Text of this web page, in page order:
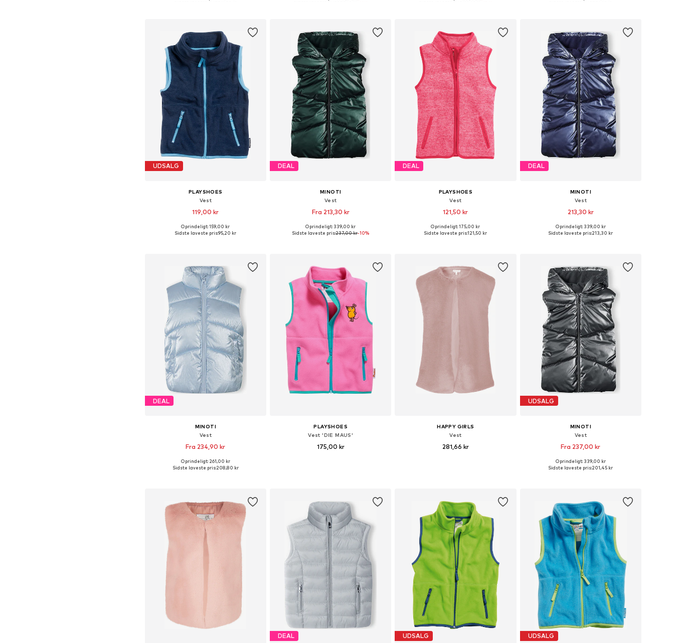
UDSALG
PLAYSHOES
Vest
119,00 kr
Fås i mange størrelser
Oprindeligt: 159,00 kr
Sidste laveste pris:95,20 kr
DEAL
MINOTI
Vest
Fra 213,30 kr
Fås i mange størrelser
Oprindeligt: 339,00 kr
Sidste laveste pris:237,00 kr-10%
DEAL
PLAYSHOES
Vest
121,50 kr
Oprindeligt: 175,00 kr
Sidste laveste pris:121,50 kr
DEAL
MINOTI
Vest
213,30 kr
Oprindeligt: 339,00 kr
Sidste laveste pris:213,30 kr
DEAL
MINOTI
Vest
Fra 234,90 kr
Fås i mange størrelser
Oprindeligt: 261,00 kr
Sidste laveste pris:208,80 kr
PLAYSHOES
Vest 'DIE MAUS'
175,00 kr
HAPPY GIRLS
Vest
281,66 kr
UDSALG
MINOTI
Vest
Fra 237,00 kr
Oprindeligt: 339,00 kr
Sidste laveste pris:201,45 kr
DEAL UDSALG UDSALG